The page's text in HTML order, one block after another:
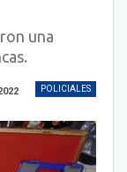
una
POLICIALES